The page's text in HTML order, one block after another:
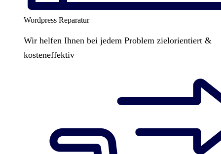
Wordpress Reparatur
Wir helfen Ihnen bei jedem Problem zielorientiert &
kosteneffektiv